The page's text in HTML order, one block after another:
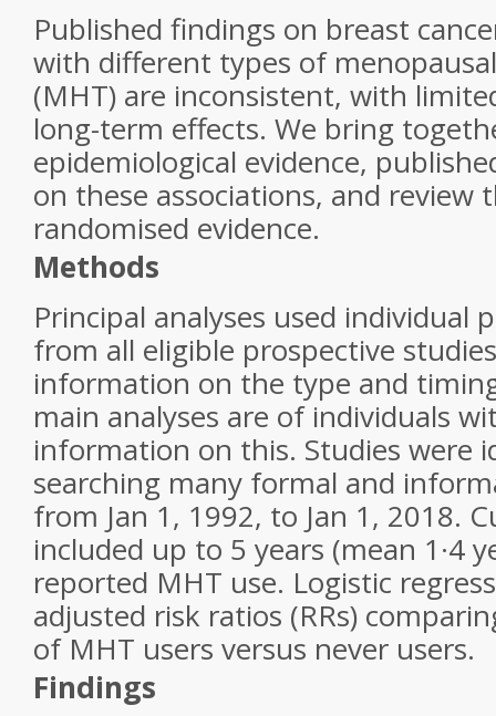
Published findings on breast
with different types of
(MHT) are inconsistent, with
long-term effects. We bring
epidemiological evidence,
on these associations, and review
randomised evidence.
Methods
Principal analyses used individual
from all eligible prospective
information on the type and
main analyses are of individuals
information on this. Studies were
searching many formal and
from Jan 1, 1992, to Jan 1, 2018.
included up to 5 years (mean 1·4
reported MHT use. Logistic
adjusted risk ratios (RRs)
of MHT users versus never users.
Findings